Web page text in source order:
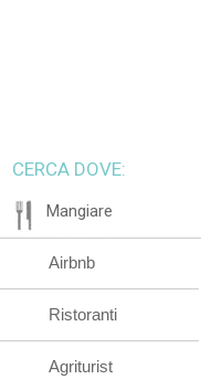
CERCA DOVE:
Mangiare
Airbnb
Ristoranti
Agriturist